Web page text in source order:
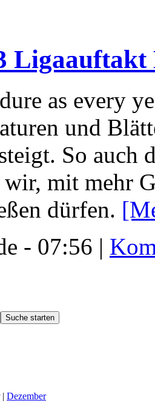
Ligaauftakt
as every
und
So auch
mit mehr
dürfen.
- 07:56 |
| Dezember